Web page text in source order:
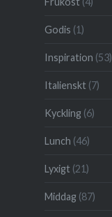
Godis (1)
Inspiration (53)
Italienskt(7)
Kyckling (6)
Lunch (46)
Lyxigt(21)
Middag (87)